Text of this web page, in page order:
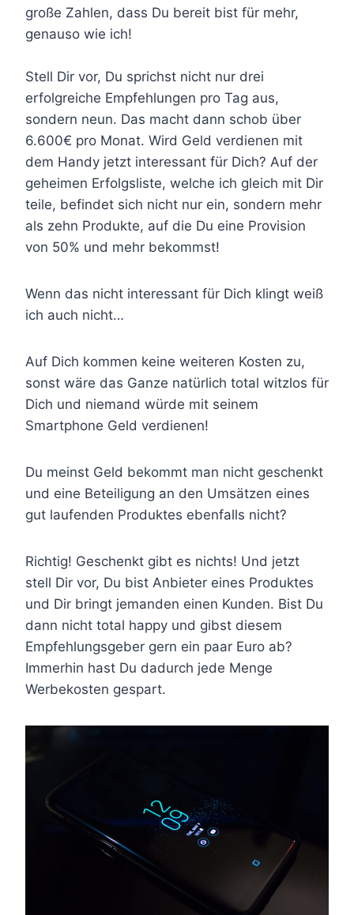
große Zahlen, dass Du bereit bist für mehr,
genauso wie ich!
Stell Dir vor, Du sprichst nicht nur drei
erfolgreiche Empfehlungen pro Tag aus,
sondern neun. Das macht dann schob über
6.600€ pro Monat. Wird Geld verdienen mit
dem Handy jetzt interessant für Dich? Auf der
geheimen Erfolgsliste, welche ich gleich mit Dir
teile, befindet sich nicht nur ein, sondern mehr
als zehn Produkte, auf die Du eine Provision
von 50% und mehr bekommst!
Wenn das nicht interessant für Dich klingt weiß
ich auch nicht…
Auf Dich kommen keine weiteren Kosten zu,
sonst wäre das Ganze natürlich total witzlos für
Dich und niemand würde mit seinem
Smartphone Geld verdienen!
Du meinst Geld bekommt man nicht geschenkt
und eine Beteiligung an den Umsätzen eines
gut laufenden Produktes ebenfalls nicht?
Richtig! Geschenkt gibt es nichts! Und jetzt
stell Dir vor, Du bist Anbieter eines Produktes
und Dir bringt jemanden einen Kunden. Bist Du
dann nicht total happy und gibst diesem
Empfehlungsgeber gern ein paar Euro ab?
Immerhin hast Du dadurch jede Menge
Werbekosten gespart.